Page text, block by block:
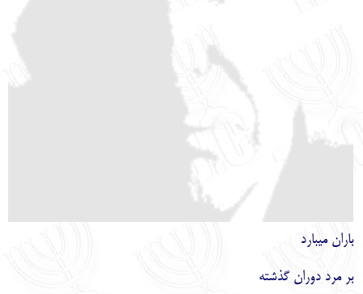
باران مي‏بارد
بر مرد دوران گذشته